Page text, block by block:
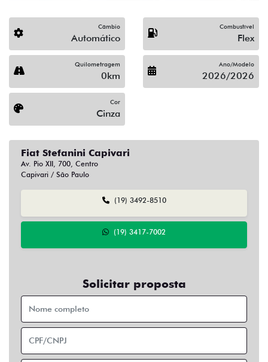
Câmbio
Automático
Combustível
Flex
Quilometragem
0km
Ano/Modelo
2026/2026
Cor
Cinza
Fiat Stefanini Capivari
Av. Pio XII, 700, Centro
Capivari / São Paulo
(19) 3492-8510
(19) 3417-7002
Solicitar proposta